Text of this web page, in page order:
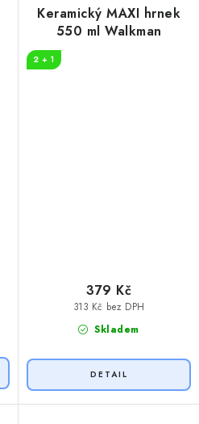
Keramický MAXI hrnek
550 ml Walkman
2 + 1
Skladem
313 Kč bez DPH
379 Kč